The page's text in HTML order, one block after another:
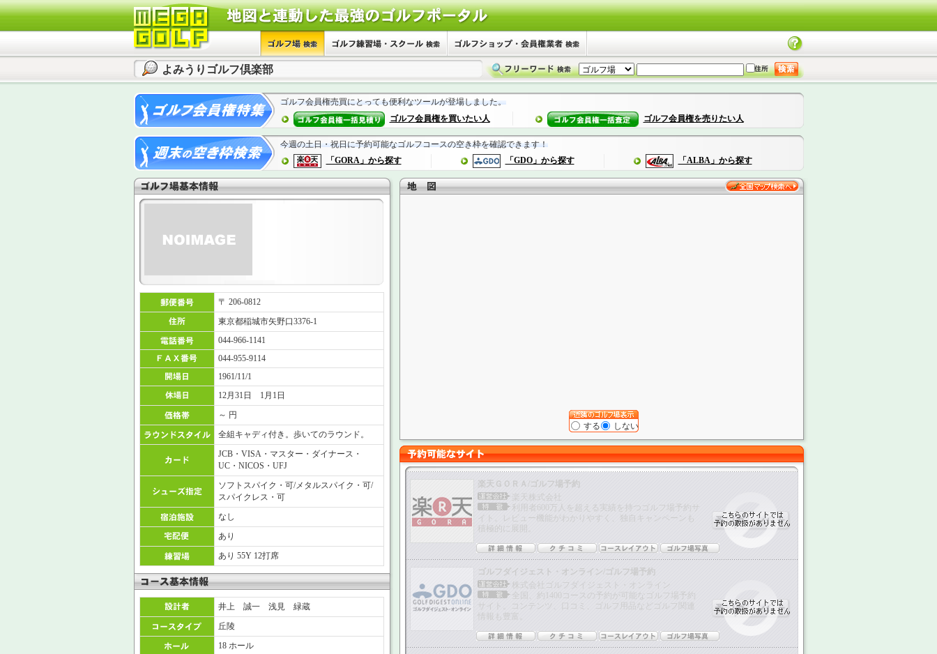
よみうりゴルフ倶楽部
ゴルフ会員権売買にとっても便利なツールが登場しました。
ゴルフ会員権を買いたい人
ゴルフ会員権を売りたい人
今週の土日・祝日に予約可能なゴルフコースの空き枠を確認できます！
「GORA」から探す
「GDO」から探す 「ALBA」から探す
〒 206-0812
東京都稲城市矢野口3376-1
044-966-1141
044-955-9114
1961/11/1
12月31日 1月1日
～ 円
全組キャディ付き。歩いてのラウンド。
JCB・VISA・マスター・ダイナース・
UC・NICOS・UFJ
ソフトスパイク・可/メタルスパイク・可/
スパイクレス・可
なし
あり
あり 55Y 12打席
井上 誠一 浅見 緑蔵
丘陵
18 ホール
する しない
楽天ＧＯＲＡ/ゴルフ場予約
楽天株式会社
利用者600万人を超える実績を持つゴルフ場予約サ
イト。レビュー機能がわかりやすく、独自キャンペーンも
積極的に展開。
ゴルフダイジェスト・オンライン/ゴルフ場予約
株式会社ゴルフダイジェスト・オンライン
全国、約1400コースの予約が可能なゴルフ場予約
サイト。コンテンツ、口コミ、ゴルフ用品などゴルフ関連
情報も豊富。